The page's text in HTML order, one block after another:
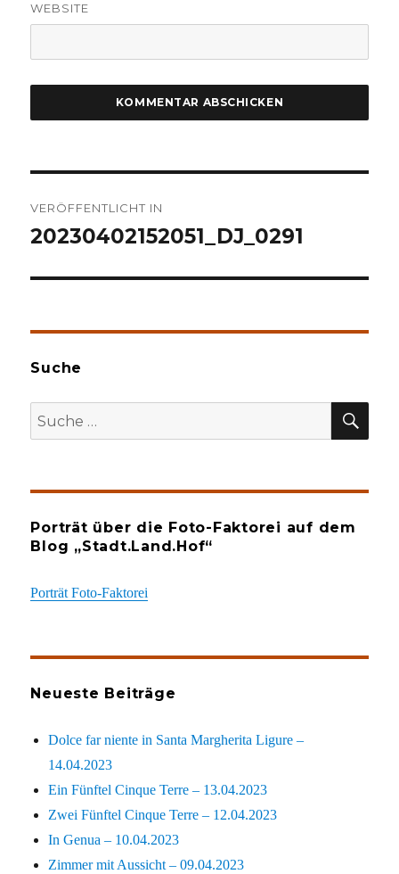
WEBSITE
VERÖFFENTLICHT IN
20230402152051_DJ_0291
Suche
Suche
nach:
Porträt über die Foto-Faktorei auf dem
Blog „Stadt.Land.Hof“
Porträt Foto-Faktorei
Neueste Beiträge
Dolce far niente in Santa Margherita Ligure –
14.04.2023
Ein Fünftel Cinque Terre – 13.04.2023
Zwei Fünftel Cinque Terre – 12.04.2023
In Genua – 10.04.2023
Zimmer mit Aussicht – 09.04.2023